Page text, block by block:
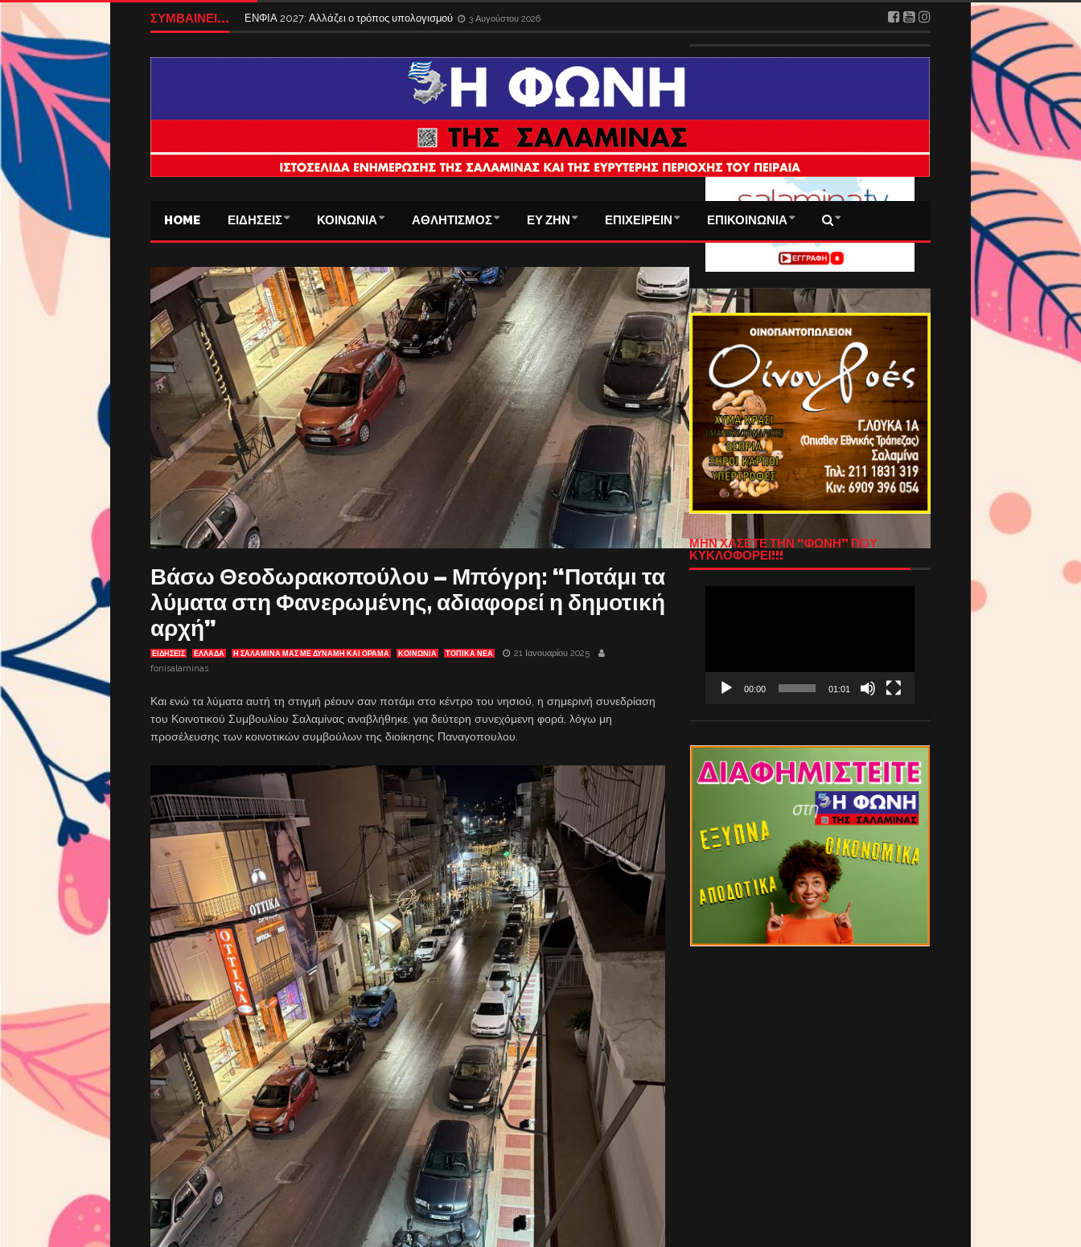
ΣΥΜΒΑΙΝΕΙ... ΕΝΦΙΑ 2027: Αλλάζει ο τρόπος υπολογισμού 3 Αυγούστου 2026
HOME ΕΙΔΗΣΕΙΣ ΚΟΙΝΩΝΙΑ ΑΘΛΗΤΙΣΜΟΣ ΕΥ ΖΗΝ ΕΠΙΧΕΙΡΕΙΝ ΕΠΙΚΟΙΝΩΝΙΑ
Βάσω Θεοδωρακοπούλου – Μπόγρη: “Ποτάμι τα
λύματα στη Φανερωμένης, αδιαφορεί η δημοτική
αρχή”
ΕΙΔΗΣΕΙΣ ΕΛΛΑΔΑ Η ΣΑΛΑΜΙΝΑ ΜΑΣ ΜΕ ΔΎΝΑΜΗ ΚΑΙ ΌΡΑΜΑ ΚΟΙΝΩΝΙΑ ΤΟΠΙΚΑ ΝΕΑ
21 Ιανουαρίου 2025
fonisalaminas
Και ενώ τα λύματα αυτή τη στιγμή ρέουν σαν ποτάμι στο κέντρο του νησιού, η σημερινή συνεδρίαση
του Κοινοτικού Συμβουλίου Σαλαμίνας αναβλήθηκε, για δεύτερη συνεχόμενη φορά, λόγω μη
προσέλευσης των κοινοτικών συμβούλων της διοίκησης Παναγοπουλου.
ΜΗΝ ΧΑΣΕΤΕ ΤΗΝ “ΦΩΝΗ” ΠΟΥ
ΚΥΚΛΟΦΟΡΕΙ!!!
00:00 01:01